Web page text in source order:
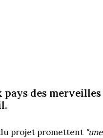
pays des merveilles
projet promettent "une